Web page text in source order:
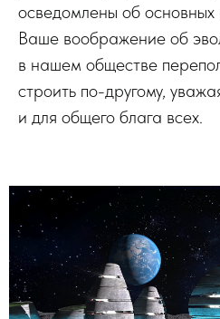
осведомлены об
Ваше воображение об
в нашем обществе
строить по-другому,
и для общего блага всех.